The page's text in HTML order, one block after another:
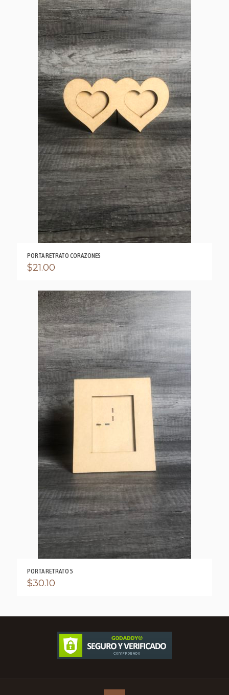
PORTA RETRATO CORAZONES
$21.00
PORTA RETRATO 5
$30.10